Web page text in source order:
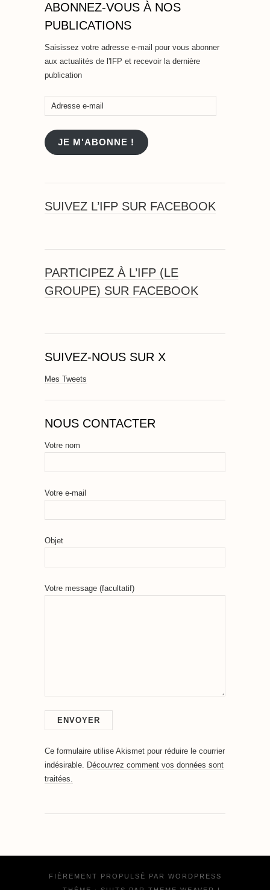
ABONNEZ-VOUS À NOS
PUBLICATIONS
Saisissez votre adresse e-mail pour vous abonner
aux actualités de l'IFP et recevoir la dernière
publication
Adresse
e-
mail
JE M'ABONNE !
SUIVEZ L’IFP SUR FACEBOOK
PARTICIPEZ À L’IFP (LE
GROUPE) SUR FACEBOOK
SUIVEZ-NOUS SUR X
Mes Tweets
NOUS CONTACTER
Votre nom
Votre e-mail
Objet
Votre message (facultatif)
Ce formulaire utilise Akismet pour réduire le courrier
indésirable. Découvrez comment vos données sont
traitées.
FIÈREMENT PROPULSÉ PAR WORDPRESS